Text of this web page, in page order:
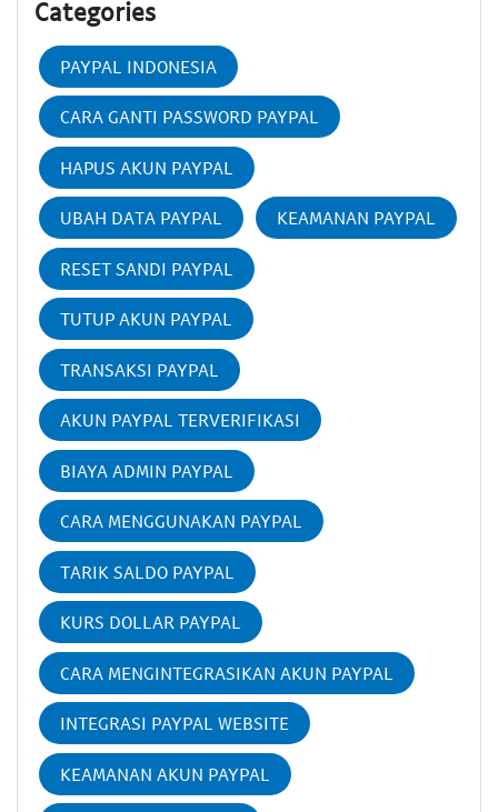
Categories
PAYPAL INDONESIA
CARA GANTI PASSWORD PAYPAL
HAPUS AKUN PAYPAL
UBAH DATA PAYPAL KEAMANAN PAYPAL
RESET SANDI PAYPAL
TUTUP AKUN PAYPAL
TRANSAKSI PAYPAL
AKUN PAYPAL TERVERIFIKASI
BIAYA ADMIN PAYPAL
CARA MENGGUNAKAN PAYPAL
TARIK SALDO PAYPAL
KURS DOLLAR PAYPAL
CARA MENGINTEGRASIKAN AKUN PAYPAL
INTEGRASI PAYPAL WEBSITE
KEAMANAN AKUN PAYPAL